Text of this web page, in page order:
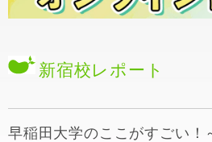
新宿校レポート
早稲田大学のここがすごい！